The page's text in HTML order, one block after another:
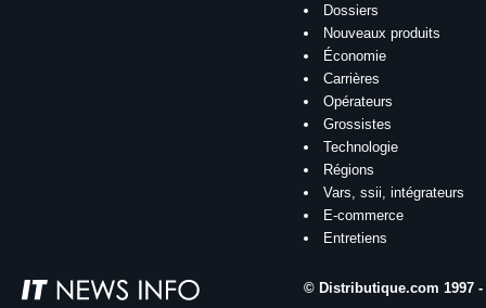
Dossiers
Nouveaux produits
Économie
Carrières
Opérateurs
Grossistes
Technologie
Régions
Vars, ssii, intégrateurs
E-commerce
Entretiens
© Distributique.com 1997 -